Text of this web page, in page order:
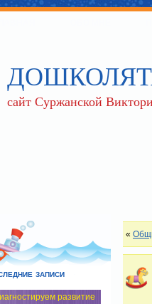
сайт Суржанской
записи
развитие
«